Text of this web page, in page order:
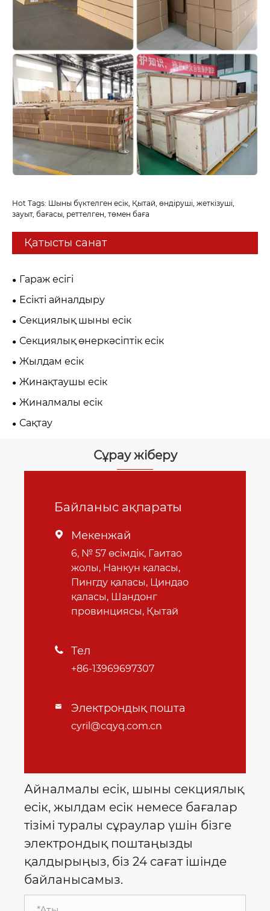
Hot Tags: Шыны бүктелген есік, Қытай, өндіруші, жеткізуші,
зауыт, бағасы, реттелген, төмен баға
Қатысты санат
Гараж есігі
Есікті айналдыру
Секциялық шыны есік
Секциялық өнеркәсіптік есік
Жылдам есік
Жинақтаушы есік
Жиналмалы есік
Сақтау
Сұрау жіберу
Байланыс ақпараты
 Мекенжай
6, № 57 өсімдік, Гаитао
жолы, Нанкун қаласы,
Пингду қаласы, Циндао
қаласы, Шандонг
провинциясы, Қытай
 Тел
+86-13969697307
 Электрондық пошта
cyril@cqyq.com.cn
Айналмалы есік, шыны секциялық
есік, жылдам есік немесе бағалар
тізімі туралы сұраулар үшін бізге
электрондық поштаңызды
қалдырыңыз, біз 24 сағат ішінде
байланысамыз.